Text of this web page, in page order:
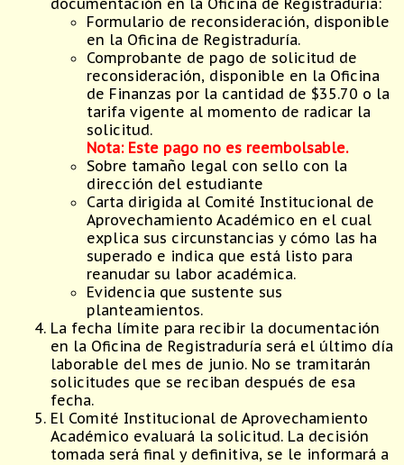
documentación en la Oficina de Registraduría:
Formulario de reconsideración, disponible
en la Oficina de Registraduría.
Comprobante de pago de solicitud de
reconsideración, disponible en la Oficina
de Finanzas por la cantidad de $35.70 o la
tarifa vigente al momento de radicar la
solicitud.
Nota: Este pago no es reembolsable.
Sobre tamaño legal con sello con la
dirección del estudiante
Carta dirigida al Comité Institucional de
Aprovechamiento Académico en el cual
explica sus circunstancias y cómo las ha
superado e indica que está listo para
reanudar su labor académica.
Evidencia que sustente sus
planteamientos.
La fecha límite para recibir la documentación
en la Oficina de Registraduría será el último día
laborable del mes de junio. No se tramitarán
solicitudes que se reciban después de esa
fecha.
El Comité Institucional de Aprovechamiento
Académico evaluará la solicitud. La decisión
tomada será final y definitiva, se le informará a